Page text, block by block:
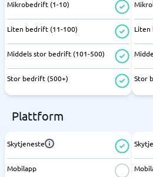
Mikrobedrift (1-10)
Liten bedrift (11-100)
Middels stor bedrift (101-500)
Stor bedrift (500+)
Liten
Stor
Plattform
Skytjeneste
Mobilapp